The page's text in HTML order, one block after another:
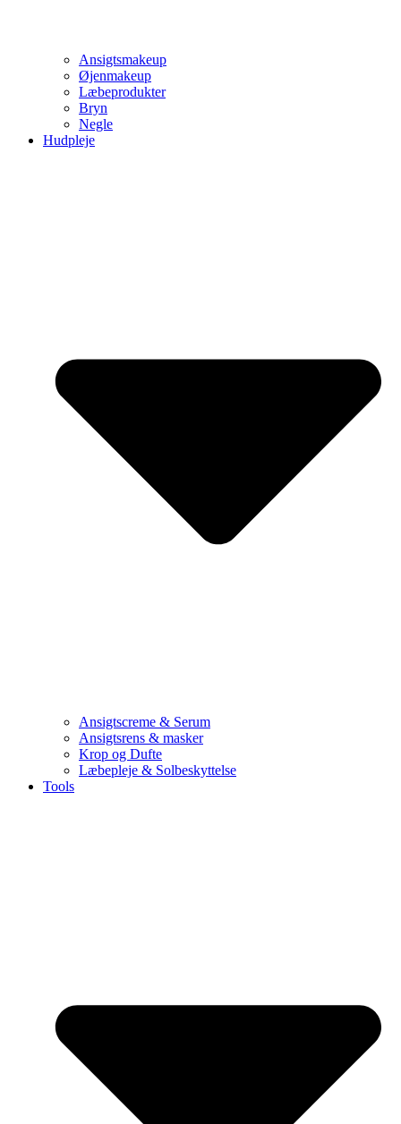
Ansigtsmakeup
Øjenmakeup
Læbeprodukter
Bryn
Negle
Hudpleje
Ansigtscreme & Serum
Ansigtsrens & masker
Krop og Dufte
Læbepleje & Solbeskyttelse
Tools